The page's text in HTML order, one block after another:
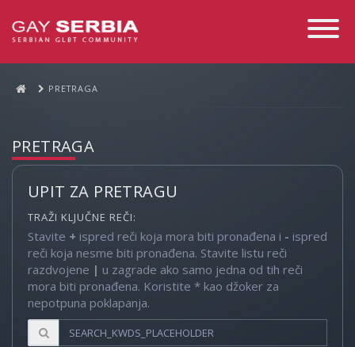
Toggle
PRETRAGA
PRETRAGA
UPIT ZA PRETRAGU
TRAŽI KLJUČNE REČI:
Stavite + ispred reči koja mora biti pronađena i - ispred
reči koja nesme biti pronađena. Stavite listu reči
razdvojene | u zagrade ako samo jedna od tih reči
mora biti pronađena. Koristite * kao džoker za
nepotpuna poklapanja.